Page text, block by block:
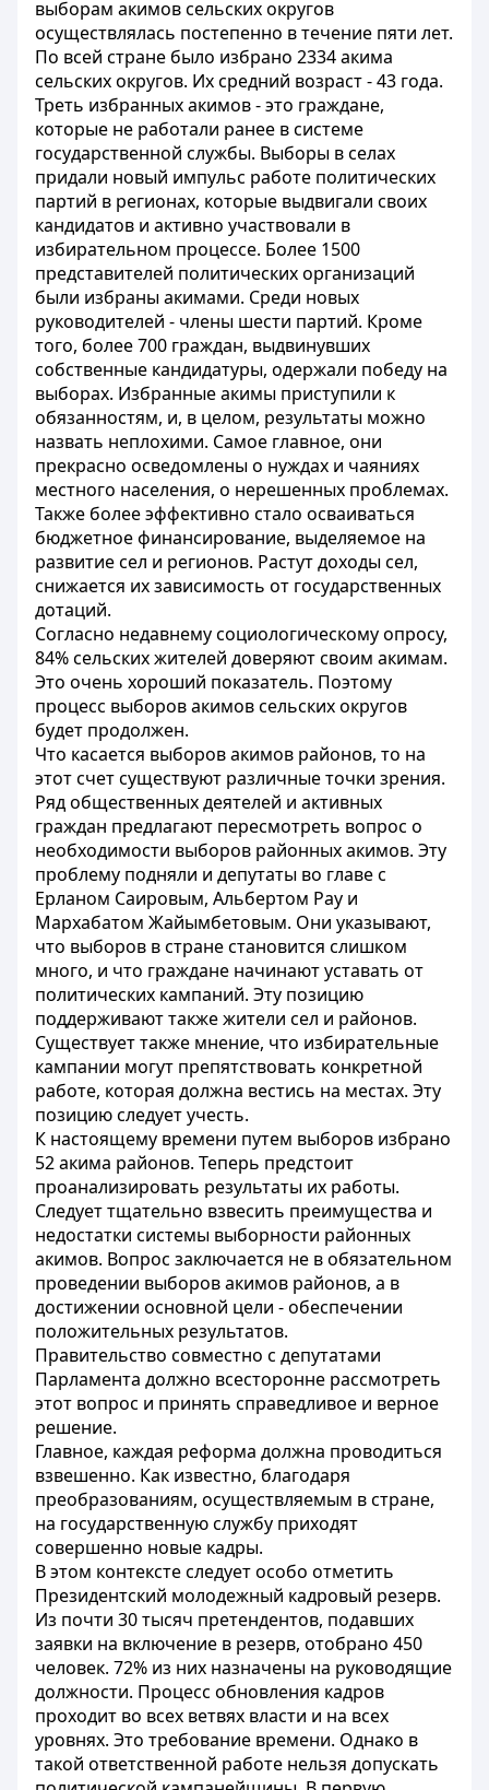
выборам акимов сельских округов
осуществлялась постепенно в течение пяти лет.
По всей стране было избрано 2334 акима
сельских округов. Их средний возраст - 43 года.
Треть избранных акимов - это граждане,
которые не работали ранее в системе
государственной службы. Выборы в селах
придали новый импульс работе политических
партий в регионах, которые выдвигали своих
кандидатов и активно участвовали в
избирательном процессе. Более 1500
представителей политических организаций
были избраны акимами. Среди новых
руководителей - члены шести партий. Кроме
того, более 700 граждан, выдвинувших
собственные кандидатуры, одержали победу на
выборах. Избранные акимы приступили к
обязанностям, и, в целом, результаты можно
назвать неплохими. Самое главное, они
прекрасно осведомлены о нуждах и чаяниях
местного населения, о нерешенных проблемах.
Также более эффективно стало осваиваться
бюджетное финансирование, выделяемое на
развитие сел и регионов. Растут доходы сел,
снижается их зависимость от государственных
дотаций.
Согласно недавнему социологическому опросу,
84% сельских жителей доверяют своим акимам.
Это очень хороший показатель. Поэтому
процесс выборов акимов сельских округов
будет продолжен.
Что касается выборов акимов районов, то на
этот счет существуют различные точки зрения.
Ряд общественных деятелей и активных
граждан предлагают пересмотреть вопрос о
необходимости выборов районных акимов. Эту
проблему подняли и депутаты во главе с
Ерланом Саировым, Альбертом Рау и
Мархабатом Жайымбетовым. Они указывают,
что выборов в стране становится слишком
много, и что граждане начинают уставать от
политических кампаний. Эту позицию
поддерживают также жители сел и районов.
Существует также мнение, что избирательные
кампании могут препятствовать конкретной
работе, которая должна вестись на местах. Эту
позицию следует учесть.
К настоящему времени путем выборов избрано
52 акима районов. Теперь предстоит
проанализировать результаты их работы.
Следует тщательно взвесить преимущества и
недостатки системы выборности районных
акимов. Вопрос заключается не в обязательном
проведении выборов акимов районов, а в
достижении основной цели - обеспечении
положительных результатов.
Правительство совместно с депутатами
Парламента должно всесторонне рассмотреть
этот вопрос и принять справедливое и верное
решение.
Главное, каждая реформа должна проводиться
взвешенно. Как известно, благодаря
преобразованиям, осуществляемым в стране,
на государственную службу приходят
совершенно новые кадры.
В этом контексте следует особо отметить
Президентский молодежный кадровый резерв.
Из почти 30 тысяч претендентов, подавших
заявки на включение в резерв, отобрано 450
человек. 72% из них назначены на руководящие
должности. Процесс обновления кадров
проходит во всех ветвях власти и на всех
уровнях. Это требование времени. Однако в
такой ответственной работе нельзя допускать